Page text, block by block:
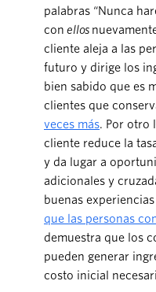
palabras “Nunca
con ellos
cliente aleja a las
futuro y dirige los
bien sabido que es
clientes que
veces más. Por otro
cliente reduce la
y da lugar a
adicionales y
buenas
que las personas
demuestra que los
pueden generar
costo inicial